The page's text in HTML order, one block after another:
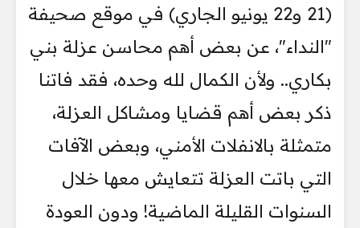
(21 و22 يونيو الجاري) في موقع صحيفة
"النداء"، عن بعض أهم محاسن عزلة بني
بكاري.. ولأن الكمال لله وحده، فقد فاتنا
ذكر بعض أهم قضايا ومشاكل العزلة،
متمثلة بالانفلات الأمني، وبعض الآفات
التي باتت العزلة تتعايش معها خلال
السنوات القليلة الماضية! ودون العودة